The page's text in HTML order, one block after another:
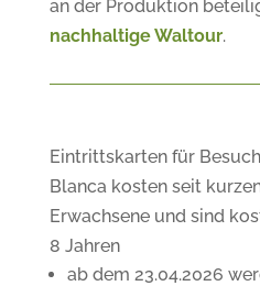
an der Produktion
nachhaltige Waltour.
Eintrittskarten für
Blanca kosten seit
Erwachsene und sind
8 Jahren
ab dem 23.04.2026